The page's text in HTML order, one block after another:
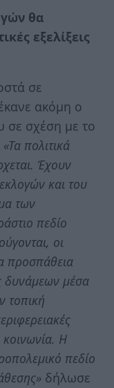
θα
εξελίξεις
σε
έκανε ακόμη ο
σε σχέση με το
«Τα πολιτικά
Έχουν
και του
των
πεδίο
οι
προσπάθεια
δυνάμεων μέσα
τοπική
κοινωνία. Η
πεδίο
δήλωσε